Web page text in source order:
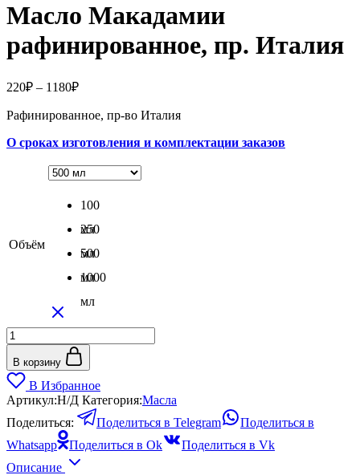
Масло Макадамии
рафинированное, пр. Италия
220₽ – 1180₽Диапазон
220₽
1180₽
Рафинированное, пр-во Италия
О сроках изготовления и комплектации заказов
Объём
100
мл
250
мл
500
мл
1000
мл
Количество
товара
Масло
Макадамии
рафинированное,
пр.
Италия
В корзину
В Избранное
Артикул:Н/Д Категория:Масла
Поделиться:
Поделиться в Telegram
Поделиться в
Whatsapp
Поделиться в Ok
Поделиться в Vk
Описание